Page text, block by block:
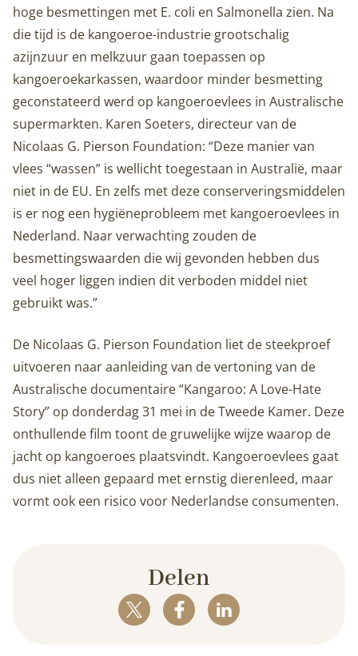
hoge besmettingen met E. coli en Salmonella zien. Na
die tijd is de kangoeroe-industrie grootschalig
azijnzuur en melkzuur gaan toepassen op
kangoeroekarkassen, waardoor minder besmetting
geconstateerd werd op kangoeroevlees in Australische
supermarkten. Karen Soeters, directeur van de
Nicolaas G. Pierson Foundation: “Deze manier van
vlees “wassen” is wellicht toegestaan in Australië, maar
niet in de EU. En zelfs met deze conserveringsmiddelen
is er nog een hygiëneprobleem met kangoeroevlees in
Nederland. Naar verwachting zouden de
besmettingswaarden die wij gevonden hebben dus
veel hoger liggen indien dit verboden middel niet
gebruikt was.”
De Nicolaas G. Pierson Foundation liet de steekproef
uitvoeren naar aanleiding van de vertoning van de
Australische documentaire “Kangaroo: A Love-Hate
Story” op donderdag 31 mei in de Tweede Kamer. Deze
onthullende film toont de gruwelijke wijze waarop de
jacht op kangoeroes plaatsvindt. Kangoeroevlees gaat
dus niet alleen gepaard met ernstig dierenleed, maar
vormt ook een risico voor Nederlandse consumenten.
Delen